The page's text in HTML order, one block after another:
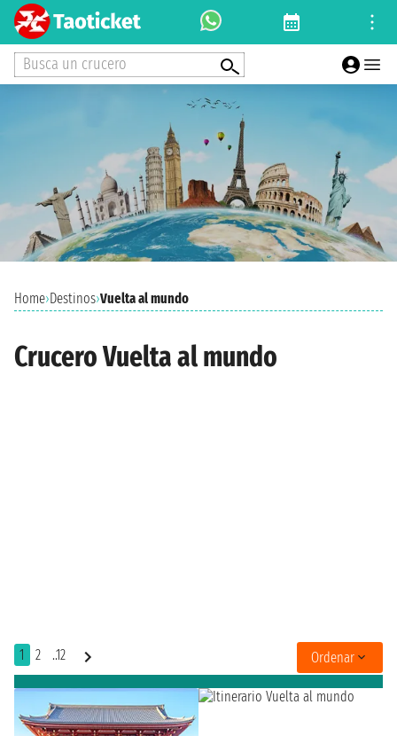
Busca un crucero
Home›Destinos›Vuelta al mundo
Crucero Vuelta al mundo
1 2 ..12 Ordenar